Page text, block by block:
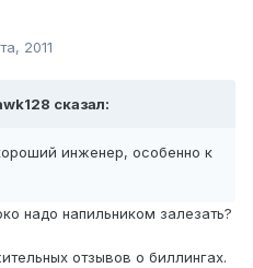
2011
сказал:
инженер, особенно к
надо напильником залезать?
отзывов о биллингах.